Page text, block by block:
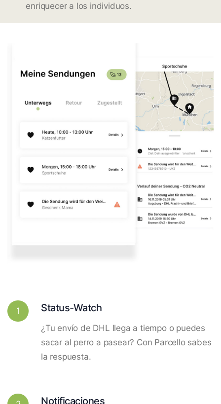
enriquecer a los individuos.
1 Status-Watch
¿Tu envío de DHL llega a tiempo o puedes
sacar al perro a pasear? Con Parcello sabes
la respuesta.
Notificaciones